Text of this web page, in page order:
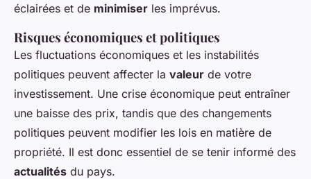
éclairées et de minimiser les imprévus.
Risques économiques et politiques
Les fluctuations économiques et les instabilités
politiques peuvent affecter la valeur de votre
investissement. Une crise économique peut entraîner
une baisse des prix, tandis que des changements
politiques peuvent modifier les lois en matière de
propriété. Il est donc essentiel de se tenir informé des
actualités du pays.